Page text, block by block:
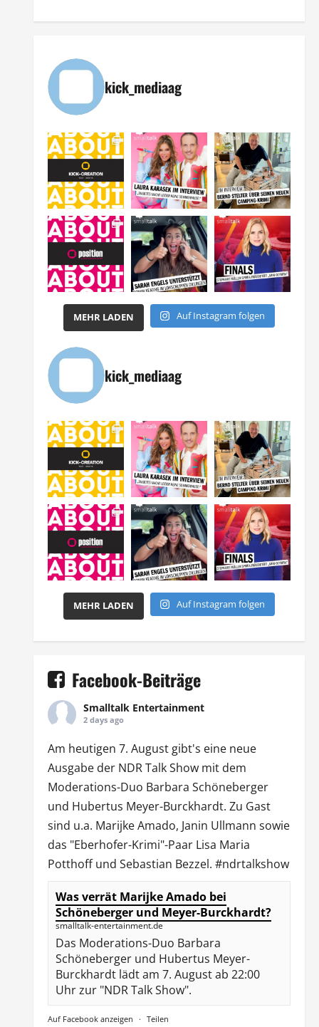
kick_mediaag
MEHR LADEN Auf Instagram folgen
kick_mediaag
MEHR LADEN Auf Instagram folgen
Facebook-Beiträge
Smalltalk Entertainment
2 days ago
Am heutigen 7. August gibt's eine neue
Ausgabe der NDR Talk Showmit dem
Moderations-Duo Barbara Schöneberger
und Hubertus Meyer-Burckhardt. Zu Gast
sind u.a. Marijke Amado, Janin Ullmann sowie
das "Eberhofer-Krimi"-Paar Lisa Maria
Potthoff und Sebastian Bezzel. #ndrtalkshow
Was verrät Marijke Amado bei
Schöneberger und Meyer-Burckhardt?
smalltalk-entertainment.de
Das Moderations-Duo Barbara
Schöneberger und Hubertus Meyer-
Burckhardt lädt am 7. August ab 22:00
Uhr zur "NDR Talk Show".
Auf Facebook anzeigen · Teilen